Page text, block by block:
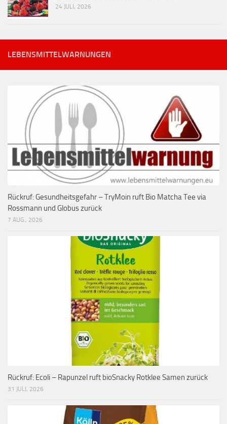
24 JULI, 2026
LEBENSMITTELWARNUNGEN
Rückruf: Gesundheitsgefahr – TryMoin ruft Bio Matcha Tee via
Rossmann und Globus zurück
7 AUG., 2026
Rückruf: Ecoli – Rapunzel ruft bioSnacky Rotklee Samen zurück
31 JULI, 2026